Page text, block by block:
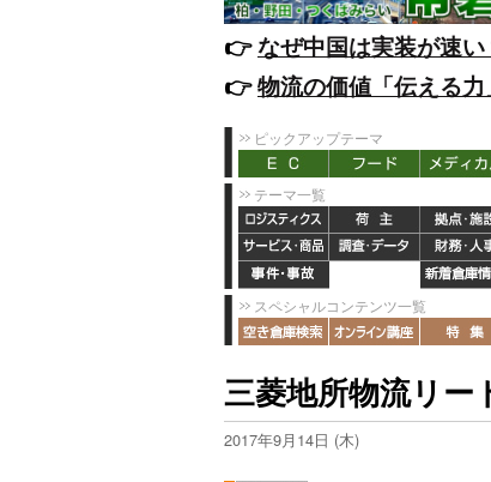
👉️なぜ中国は実装が速
👉️物流の価値「伝える
ピックアップテーマ
テーマ一覧
スペシャルコンテンツ一覧
三菱地所物流リー
2017年9月14日 (木)